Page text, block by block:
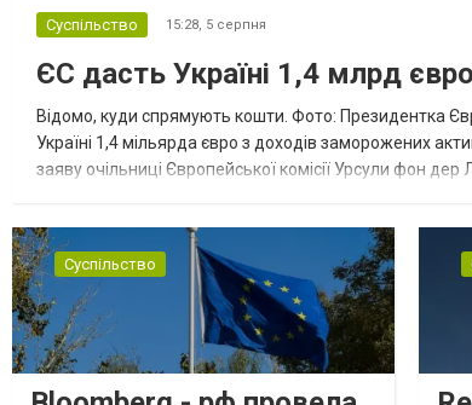
Суспільство 15:28, 5 серпня
ЄС дасть Україні 1,4 млрд
Відомо, куди спрямують кошти. Фото: Президентка
Україні 1,4 мільярда євро з доходів заморожених
заяву очільниці Європейської комісії Урсули фон
Суспільство